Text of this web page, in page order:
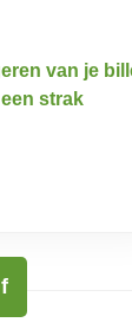
van je
strak